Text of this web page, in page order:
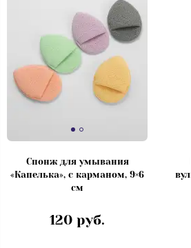
Спонж для умывания
«Капелька», с карманом, 9×6
см
120 руб.